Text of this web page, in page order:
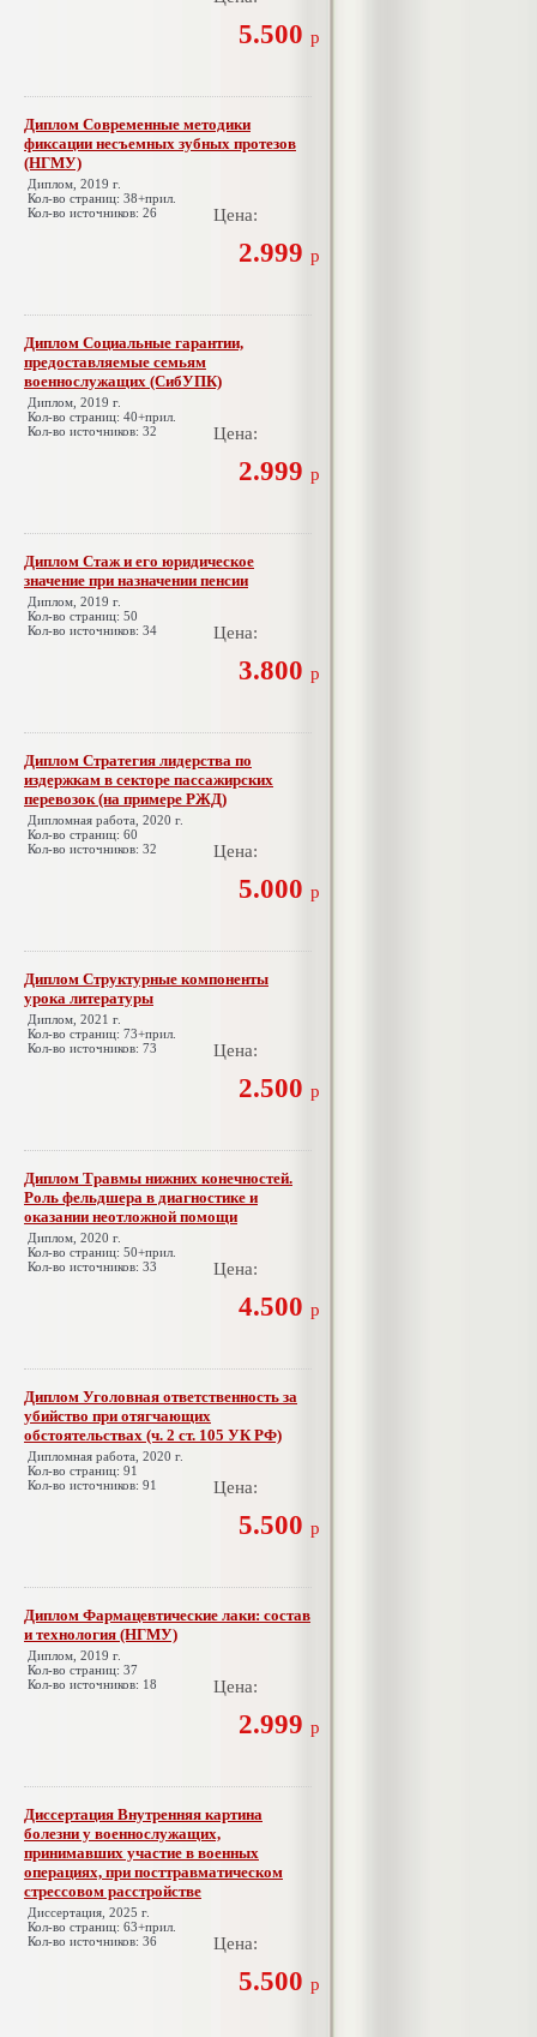
5.500 р
Диплом Современные методики
фиксации несъемных зубных протезов
(НГМУ)
Диплом, 2019 г.
Кол-во страниц: 38+прил.
Кол-во источников: 26
Цена:
2.999 р
Диплом Социальные гарантии,
предоставляемые семьям
военнослужащих (СибУПК)
Диплом, 2019 г.
Кол-во страниц: 40+прил.
Кол-во источников: 32
Цена:
2.999 р
Диплом Стаж и его юридическое
значение при назначении пенсии
Диплом, 2019 г.
Кол-во страниц: 50
Кол-во источников: 34
Цена:
3.800 р
Диплом Стратегия лидерства по
издержкам в секторе пассажирских
перевозок (на примере РЖД)
Дипломная работа, 2020 г.
Кол-во страниц: 60
Кол-во источников: 32
Цена:
5.000 р
Диплом Структурные компоненты
урока литературы
Диплом, 2021 г.
Кол-во страниц: 73+прил.
Кол-во источников: 73
Цена:
2.500 р
Диплом Травмы нижних конечностей.
Роль фельдшера в диагностике и
оказании неотложной помощи
Диплом, 2020 г.
Кол-во страниц: 50+прил.
Кол-во источников: 33
Цена:
4.500 р
Диплом Уголовная ответственность за
убийство при отягчающих
обстоятельствах (ч. 2 ст. 105 УК РФ)
Дипломная работа, 2020 г.
Кол-во страниц: 91
Кол-во источников: 91
Цена:
5.500 р
Диплом Фармацевтические лаки: состав
и технология (НГМУ)
Диплом, 2019 г.
Кол-во страниц: 37
Кол-во источников: 18
Цена:
2.999 р
Диссертация Внутренняя картина
болезни у военнослужащих,
принимавших участие в военных
операциях, при посттравматическом
стрессовом расстройстве
Диссертация, 2025 г.
Кол-во страниц: 63+прил.
Кол-во источников: 36
Цена:
5.500 р